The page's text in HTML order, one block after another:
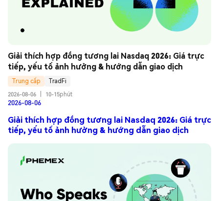
Giải thích hợp đồng tương lai Nasdaq 2026: Giá trực
tiếp, yếu tố ảnh hưởng & hướng dẫn giao dịch
Trung cấp
TradFi
2026-08-06
10-15phút
2026-08-06
Giải thích hợp đồng tương lai Nasdaq 2026: Giá trực
tiếp, yếu tố ảnh hưởng & hướng dẫn giao dịch